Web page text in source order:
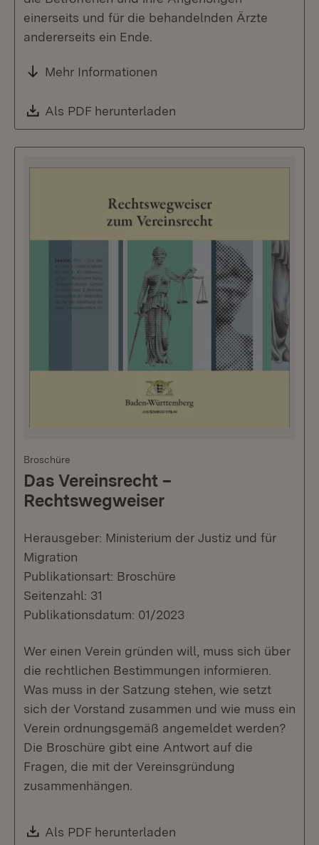
einerseits und für die behandelnden Ärzte
andererseits ein Ende.
Mehr Informationen
Download:
Als PDF herunterladen
Broschüre
Das Vereinsrecht –
Rechtswegweiser
Herausgeber: Ministerium der Justiz und für
Migration
Publikationsart: Broschüre
Seitenzahl: 31
Publikationsdatum: 01/2023
Wer einen Verein gründen will, muss sich über
die rechtlichen Bestimmungen informieren.
Was muss in der Satzung stehen, wie setzt
sich der Vorstand zusammen und wie muss ein
Verein ordnungsgemäß angemeldet werden?
Die Broschüre gibt eine Antwort auf die
Fragen, die mit der Vereinsgründung
zusammenhängen.
Download:
Als PDF herunterladen